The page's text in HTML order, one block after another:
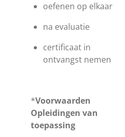
oefenen op elkaar
na evaluatie
certificaat in
ontvangst nemen
*Voorwaarden
Opleidingen van
toepassing